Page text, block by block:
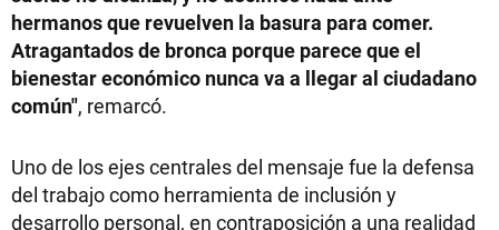
hermanos que revuelven la basura para comer.
Atragantados de bronca porque parece que el
bienestar económico nunca va a llegar al ciudadano
común", remarcó.
Uno de los ejes centrales del mensaje fue la defensa
del trabajo como herramienta de inclusión y
desarrollo personal, en contraposición a una realidad